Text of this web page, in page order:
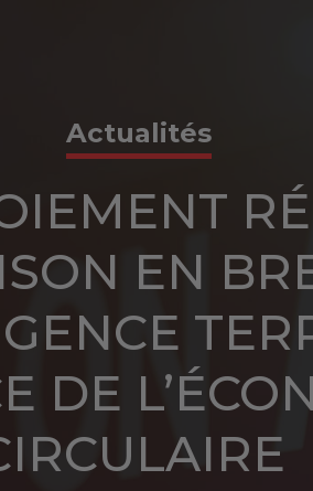
Actualités
EN
DE